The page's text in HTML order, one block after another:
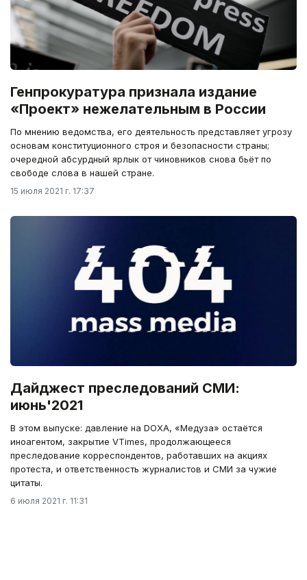
Генпрокуратура признала издание
«Проект» нежелательным в России
По мнению ведомства, его деятельность представляет угрозу
основам конституционного строя и безопасности страны;
очередной абсурдный ярлык от чиновников снова бьёт по
свободе слова в нашей стране.
15 июля 2021 г. 17:37
Дайджест преследований СМИ:
июнь'2021
В этом выпуске: давление на DOXA, «Медуза» остаётся
иноагентом, закрытие VTimes, продолжающееся
преследование корреспондентов, работавших на акциях
протеста, и ответственность журналистов и СМИ за чужие
цитаты.
6 июля 2021 г. 11:31